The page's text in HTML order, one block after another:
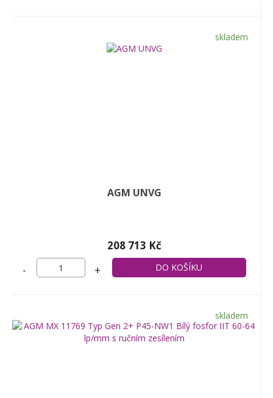
skladem
AGM UNVG
208 713 Kč
- +
skladem